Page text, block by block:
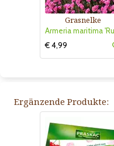
Grasnelke
€ 4,99
Ergänzende Produkte: